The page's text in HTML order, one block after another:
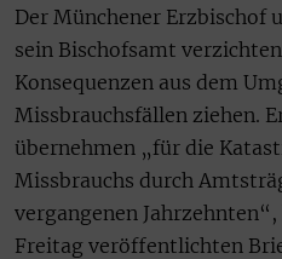
Der Münchener Erzbischof
sein Bischofsamt
Konsequenzen aus dem
Missbrauchsfällen ziehen.
übernehmen „für die
Missbrauchs durch
vergangenen
Freitag veröffentlichten